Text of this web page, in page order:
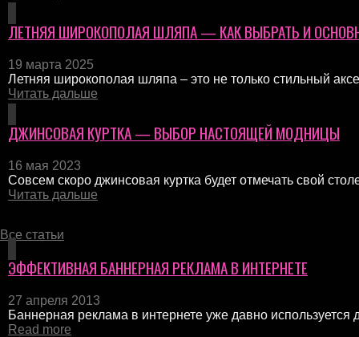
ЛЕТНЯЯ ШИРОКОПОЛАЯ ШЛЯПА — КАК ВЫБРАТЬ И
19 марта 2025
Летняя широкополая шляпа – это не только стильный
Читать дальше
ДЖИНСОВАЯ КУРТКА — ВЫБОР НАСТОЯЩЕЙ МОДНИЦЫ
16 мая 2023
Совсем скоро джинсовая куртка будет отмечать свой
Читать дальше
Все статьи
ЭФФЕКТИВНАЯ БАННЕРНАЯ РЕКЛАМА В ИНТЕРНЕТЕ
27 апреля 2013
Баннерная реклама в интернете уже давно используется
Read more